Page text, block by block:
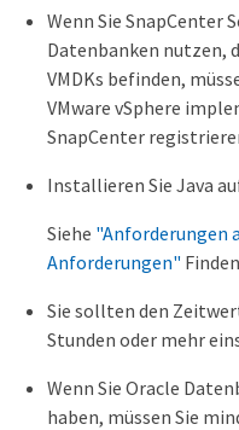
Wenn Sie SnapCenter
Datenbanken nutzen,
VMDKs befinden,
VMware vSphere
SnapCenter
Installieren Sie Java
Siehe "Anforderungen
Anforderungen"
Sie sollten den
Stunden oder mehr
Wenn Sie Oracle
haben, müssen Sie